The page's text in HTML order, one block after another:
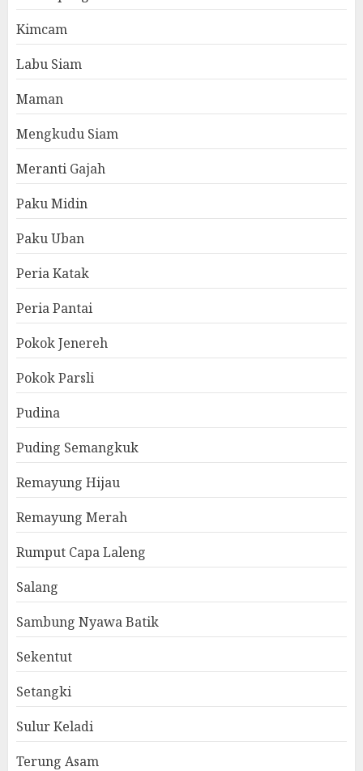
Kimcam
Labu Siam
Maman
Mengkudu Siam
Meranti Gajah
Paku Midin
Paku Uban
Peria Katak
Peria Pantai
Pokok Jenereh
Pokok Parsli
Pudina
Puding Semangkuk
Remayung Hijau
Remayung Merah
Rumput Capa Laleng
Salang
Sambung Nyawa Batik
Sekentut
Setangki
Sulur Keladi
Terung Asam